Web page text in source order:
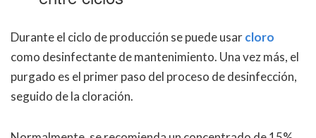
Durante el ciclo de producción se puede usarcloro
como desinfectante de mantenimiento. Una vez más, el
purgado es el primer paso del proceso de desinfección,
seguido de la cloración.